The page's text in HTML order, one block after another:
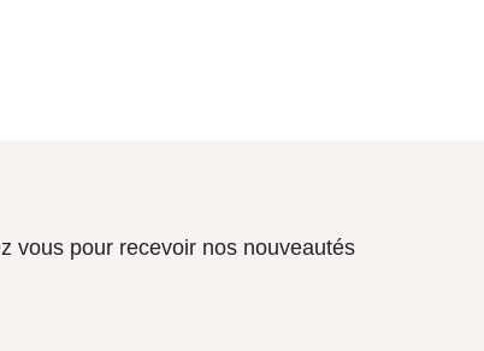
vous pour recevoir nos nouveautés